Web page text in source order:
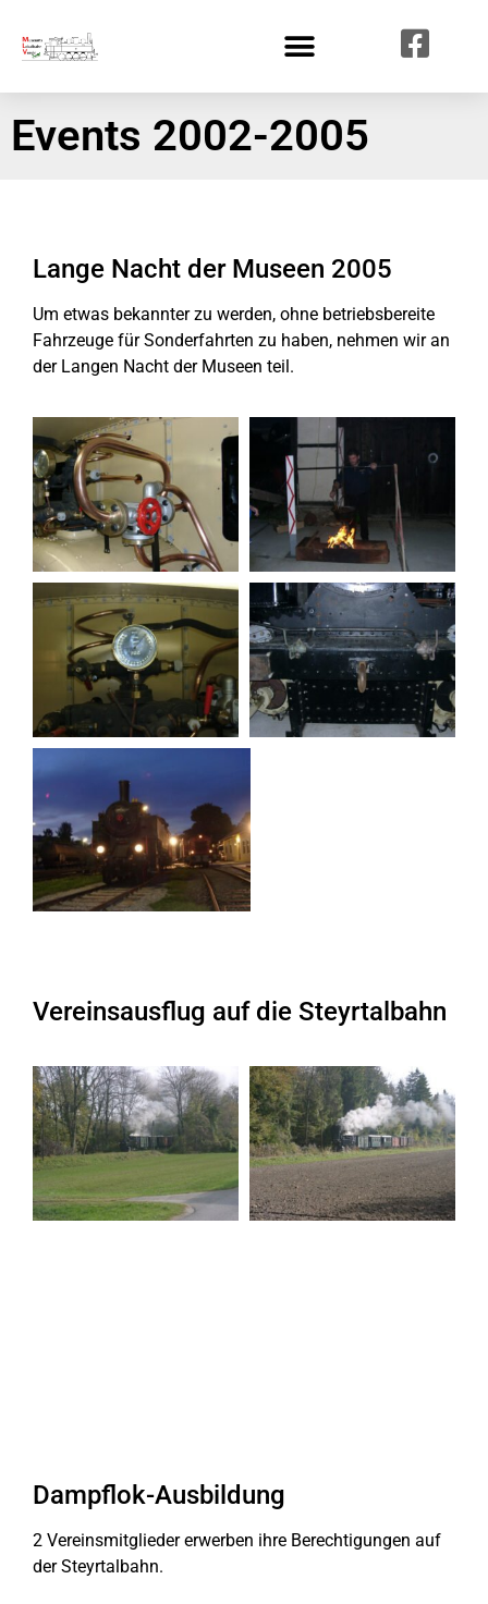
Events 2002-2005
Lange Nacht der Museen 2005
Um etwas bekannter zu werden, ohne betriebsbereite
Fahrzeuge für Sonderfahrten zu haben, nehmen wir an
der Langen Nacht der Museen teil.
Vereinsausflug auf die Steyrtalbahn
Dampflok-Ausbildung
2 Vereinsmitglieder erwerben ihre Berechtigungen auf
der Steyrtalbahn.